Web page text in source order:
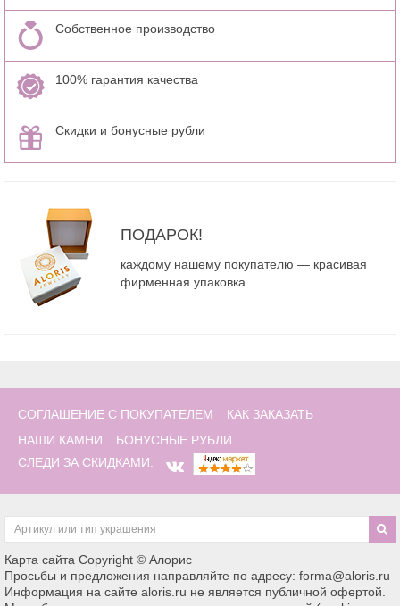
Собственное производство
100% гарантия качества
Скидки и бонусные рубли
ПОДАРОК!
каждому нашему покупателю — красивая
фирменная упаковка
СОГЛАШЕНИЕ С ПОКУПАТЕЛЕМ
КАК ЗАКАЗАТЬ
НАШИ КАМНИ
БОНУСНЫЕ РУБЛИ
СЛЕДИ ЗА СКИДКАМИ:
Карта сайта Copyright © Алорис
Просьбы и предложения направляйте по адресу: forma@aloris.ru
Информация на сайте aloris.ru не является публичной офертой.